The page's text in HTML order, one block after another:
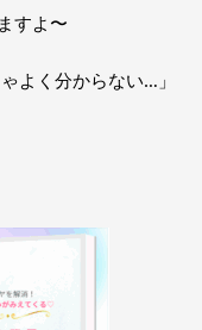
すよ〜
よく分からない…」